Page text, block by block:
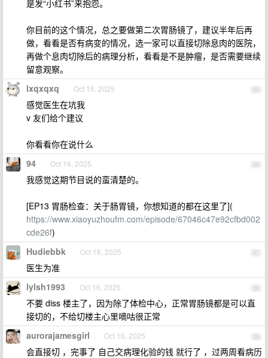
是发“小红书”来抱怨。
你目前的这个情况，总之要做第二次胃肠镜了，建议半年后再
做，看看是否有病变的情况，选一家可以直接切除息肉的医院，
再做个息肉切除后的病理分析，看看是不是肿瘤，是否需要继续
留意观察。
35
lxqxqxq Oct 16, 2025
感觉医生在坑我
v 友们给个建议
你看看你在说什么
36
94 Oct 16, 2025
我感觉这期节目说的蛮清楚的。
[EP13 胃肠检查：关于肠胃镜，你想知道的都在这里了](
https://www.xiaoyuzhoufm.com/episode/67046c47e92cfbd002
cde26f)
37
Hudiebbk Oct 16, 2025
医生为准
38
lylsh1993 Oct 16, 2025
不要 diss 楼主了，因为除了体检中心，正常胃肠镜都是可以直
接切的，不给切楼主心里嘀咕很正常
39
aurorajamesgirl Oct 16, 2025
会直接切 ，完事了 自己交病理化验的钱 就行了 ，过两周看病历